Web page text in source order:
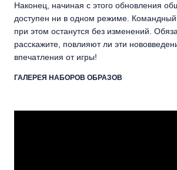
Наконец, начиная с этого обновления
доступен ни в одном режиме. Командный
при этом останутся без изменений.
расскажите, повлияют ли эти
впечатления от игры!
ГАЛЕРЕЯ НАБОРОВ ОБРАЗОВ